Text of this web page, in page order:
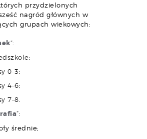
przydzielonych
nagród głównych w
grupach wiekowych:
”:
0–3;
4–6;
7–8.
”:
średnie;